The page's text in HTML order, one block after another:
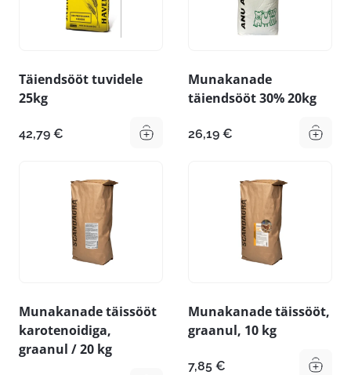
Täiendsööt tuvidele
25kg
42,79 €
Munakanade
täiendsööt 30% 20kg
26,19 €
Munakanade täissööt
karotenoidiga,
graanul / 20 kg
Munakanade täissööt,
graanul, 10 kg
7,85 €